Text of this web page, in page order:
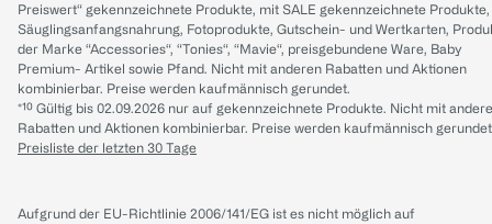
Preiswert“ gekennzeichnete Produkte, mit SALE gekennzeichnete Produkte,
Säuglingsanfangsnahrung, Fotoprodukte, Gutschein- und Wertkarten,
der Marke “Accessories“, “Tonies“, “Mavie“, preisgebundene Ware, Baby
Premium- Artikel sowie Pfand. Nicht mit anderen Rabatten und Aktionen
kombinierbar. Preise werden kaufmännisch gerundet.
*¹⁰ Gültig bis 02.09.2026 nur auf gekennzeichnete Produkte. Nicht mit
Rabatten und Aktionen kombinierbar. Preise werden kaufmännisch
Preisliste der letzten 30 Tage
Aufgrund der EU-Richtlinie 2006/141/EG ist es nicht möglich auf